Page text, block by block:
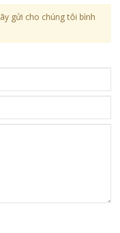
gửi cho chúng tôi bình